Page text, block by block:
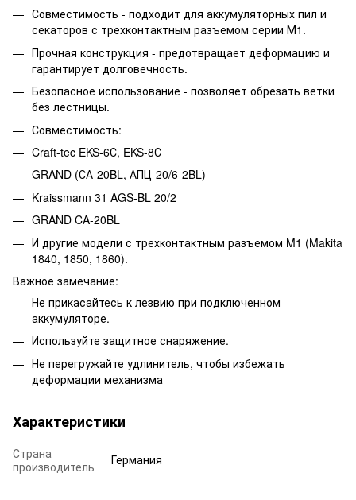
Совместимость - подходит для аккумуляторных пил и
секаторов с трехконтактным разъемом серии М1.
Прочная конструкция - предотвращает деформацию и
гарантирует долговечность.
Безопасное использование - позволяет обрезать ветки
без лестницы.
Совместимость:
Craft-tec EKS-6С, EKS-8С
GRAND (СА-20BL, АПЦ-20/6-2BL)
Kraissmann 31 AGS-BL 20/2
GRAND CA-20BL
И другие модели с трехконтактным разъемом M1 (Makita
1840, 1850, 1860).
Важное замечание:
Не прикасайтесь к лезвию при подключенном
аккумуляторе.
Используйте защитное снаряжение.
Не перегружайте удлинитель, чтобы избежать
деформации механизма​
Характеристики
Страна
производитель
Германия